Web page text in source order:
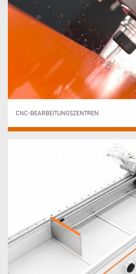
CNC-BEARBEITUNGSZENTREN